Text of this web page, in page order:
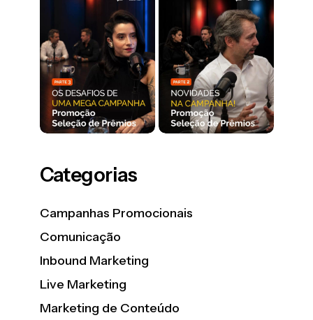
Categorias
Campanhas Promocionais
Comunicação
Inbound Marketing
Live Marketing
Marketing de Conteúdo